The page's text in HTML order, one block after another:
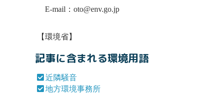
E-mail：oto@env.go.jp
【環境省】
記事に含まれる環境用語
近隣騒音
地方環境事務所